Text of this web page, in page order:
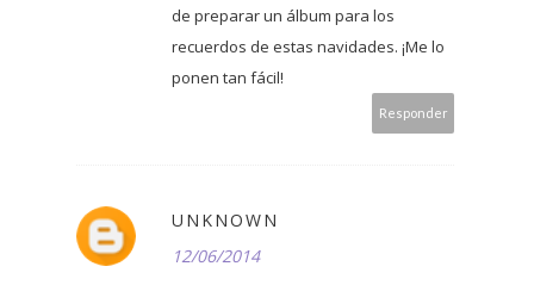
de preparar un álbum para los
recuerdos de estas navidades. ¡Me lo
ponen tan fácil!
Responder
UNKNOWN
12/06/2014